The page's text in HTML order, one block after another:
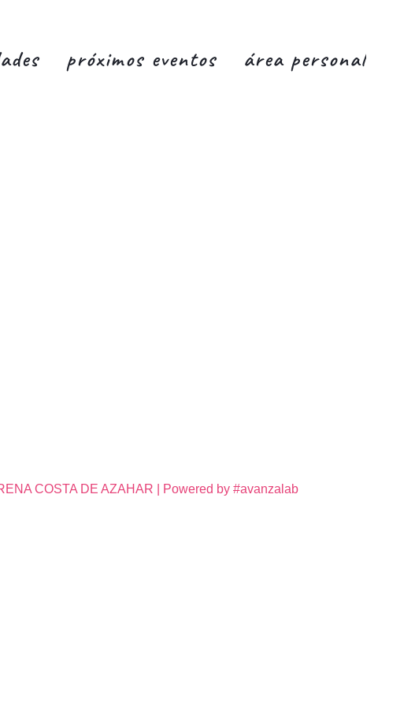
próximos eventos área personal
COSTA DE AZAHAR | Powered by #avanzalab